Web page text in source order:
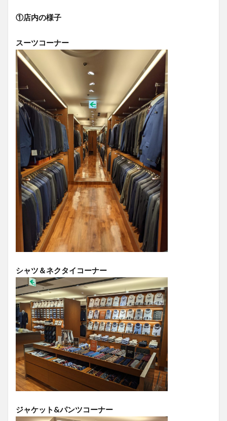
①店内の様子
スーツコーナー
シャツ＆ネクタイコーナー
ジャケット&パンツコーナー